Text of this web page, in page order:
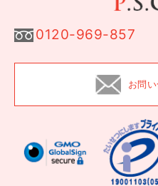
0120-969-857
お問